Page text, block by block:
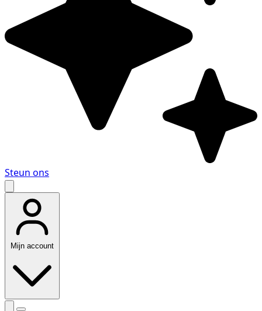
Steun ons
Mijn account